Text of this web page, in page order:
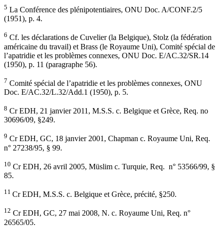
5 La Conférence des plénipotentiaires, ONU Doc. A/CONF.2/5
(1951), p. 4.
6 Cf. les déclarations de Cuvelier (la Belgique), Stolz (la fédération
américaine du travail) et Brass (le Royaume Uni), Comité spécial de
l’apatridie et les problèmes connexes, ONU Doc. E/AC.32/SR.14
(1950), p. 11 (paragraphe 56).
7 Comité spécial de l’apatridie et les problèmes connexes, ONU
Doc. E/AC.32/L.32/Add.1 (1950), p. 5.
8 Cr EDH, 21 janvier 2011, M.S.S. c. Belgique et Grèce, Req. no
30696/09, §249.
9 Cr EDH, GC, 18 janvier 2001, Chapman c. Royaume Uni, Req.
n° 27238/95, § 99.
10 Cr EDH, 26 avril 2005, Müslim c. Turquie, Req. n° 53566/99, §
85.
11 Cr EDH, M.S.S. c. Belgique et Grèce, précité, §250.
12 Cr EDH, GC, 27 mai 2008, N. c. Royaume Uni, Req. n°
26565/05.